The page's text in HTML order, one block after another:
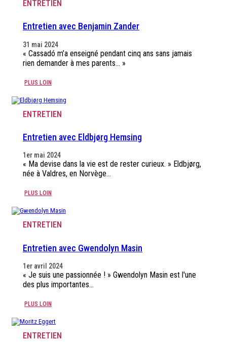
ENTRETIEN
Entretien avec Benjamin Zander
31 mai 2024
« Cassadó m’a enseigné pendant cinq ans sans jamais
rien demander à mes parents… »
PLUS LOIN
ENTRETIEN
Entretien avec Eldbjørg Hemsing
1er mai 2024
« Ma devise dans la vie est de rester curieux. » Eldbjørg,
née à Valdres, en Norvège…
PLUS LOIN
ENTRETIEN
Entretien avec Gwendolyn Masin
1er avril 2024
« Je suis une passionnée ! » Gwendolyn Masin est l'une
des plus importantes…
PLUS LOIN
ENTRETIEN